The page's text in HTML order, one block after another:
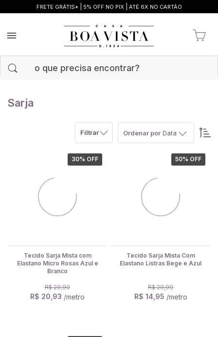
FRETE GRÁTIS* 5% OFF NO PIX ATÉ 6X NO CARTÃO
Sarja
Filtrar Ordenar por Data
30% OFF
Tecido Sarja Mista com
Elastano Micro Rosas Azul e
Branco
R$ 29,90
R$ 20,93 /metro
50% OFF
Tecido Sarja Mista Com
Elastano Listras Bege e Azul
R$ 29,90
R$ 14,95 /metro